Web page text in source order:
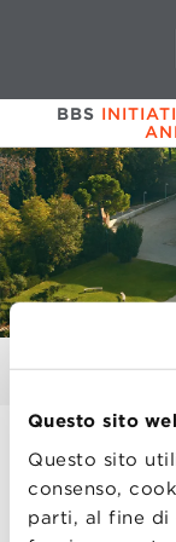
Questo sito
Questo sito
consenso,
parti, al fine
BBS
Le ricerche
universitari